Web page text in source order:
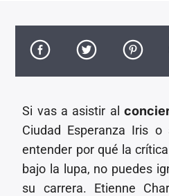
Invencible Radio
Si vas a asistir al
Ciudad Esperanza Iris o
entender por qué la
bajo la lupa, no puedes
su carrera. Etienne